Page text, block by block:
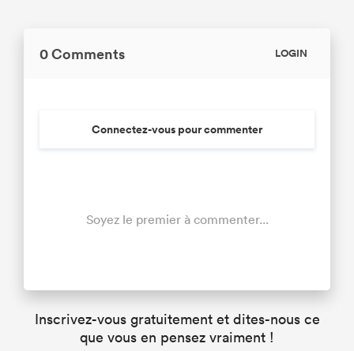
0 Comments LOGIN
Connectez-vous pour commenter
Soyez le premier à commenter...
Inscrivez-vous gratuitement et dites-nous ce
que vous en pensez vraiment !